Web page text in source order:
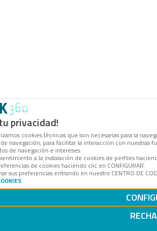
privacidad!
cookies técnicas que son necesarias para la
navegación, para facilitar la interacción con
de navegación e intereses.
a la instalación de cookies de perfiles
de cookies haciendo clic en CONFIGURAR.
sus preferencias entrando en nuestro CENTRO DE
.